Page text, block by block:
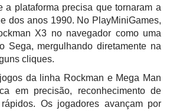
a plataforma precisa que tornaram a
dos anos 1990. No PlayMiniGames,
X3 no navegador como uma
Sega, mergulhando diretamente na
cliques.
da linha Rockman e Mega Man
em precisão, reconhecimento de
Os jogadores avançam por